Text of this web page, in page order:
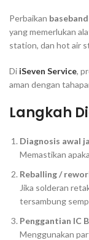
Perbaikan
yang memerlukan
station, dan hot air
Di iSeven Service,
aman dengan
Langkah
Diagnosis awal
Memastikan
Reballing /
Jika solderan
tersambung
Penggantian IC
Menggunakan